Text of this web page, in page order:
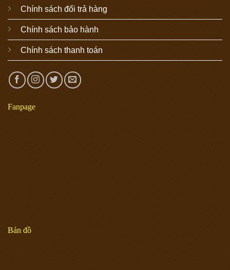
Chính sách đổi trả hàng
Chính sách bảo hành
Chính sách thanh toán
Fanpage
Bản đồ